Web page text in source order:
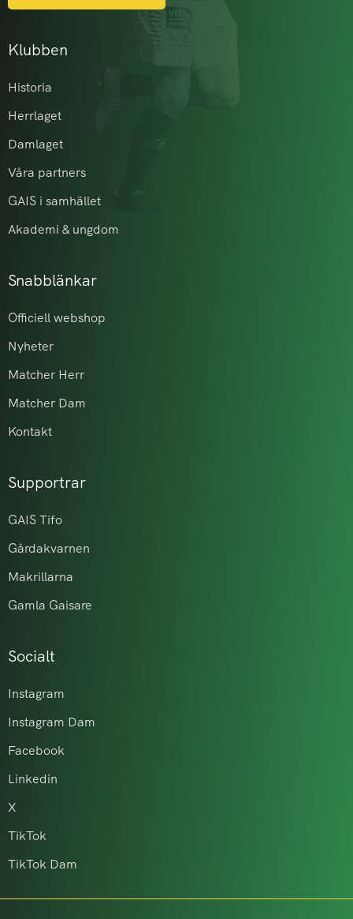
Klubben
Historia
Herrlaget
Damlaget
Våra partners
GAIS i samhället
Akademi & ungdom
Snabblänkar
Officiell webshop
Nyheter
Matcher Herr
Matcher Dam
Kontakt
Supportrar
GAIS Tifo
Gårdakvarnen
Makrillarna
Gamla Gaisare
Socialt
Instagram
Instagram Dam
Facebook
Linkedin
X
TikTok
TikTok Dam